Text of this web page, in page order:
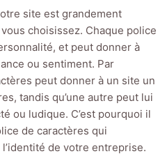
site est grandement
choisissez. Chaque police
et peut donner à
ou sentiment. Par
peut donner à un site un
tandis qu’une autre peut lui
ou ludique. C’est pourquoi il
de caractères qui
de votre entreprise.